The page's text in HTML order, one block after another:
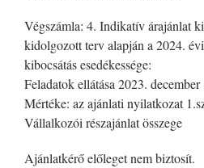
Végszámla: 4. Indikatív árajánlat
kidolgozott terv alapján a 2024.
kibocsátás esedékessége:
Feladatok ellátása 2023.
Mértéke: az ajánlati nyilatkozat
Vállalkozói részajánlat összege
Ajánlatkérő előleget nem biztosít.